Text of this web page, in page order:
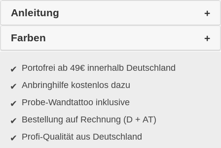
Anleitung
Farben
Portofrei ab 49€ innerhalb Deutschland
Anbringhilfe kostenlos dazu
Probe-Wandtattoo inklusive
Bestellung auf Rechnung (D + AT)
Profi-Qualität aus Deutschland